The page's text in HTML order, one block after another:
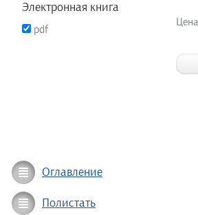
Электронная книга
pdf
Оглавление
Полистать